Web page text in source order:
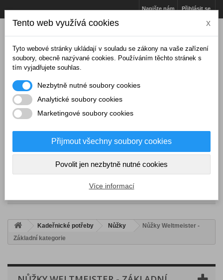
Přihlásit se
Napište nám
Košík (prázdný)
Kadeřnické potřeby Nůžky
Nůžky Weltmeister -
Základní kategorie
Tento web využívá cookies x
Tyto webové stránky ukládají v souladu se zákony na vaše zařízení
soubory, obecně nazývané cookies. Používáním těchto stránek s
tím vyjadřujete souhlas.
Nezbytně nutné soubory cookies
Analytické soubory cookies
Marketingové soubory cookies
Přijmout všechny soubory cookies
Povolit jen nezbytně nutné cookies
Více informací